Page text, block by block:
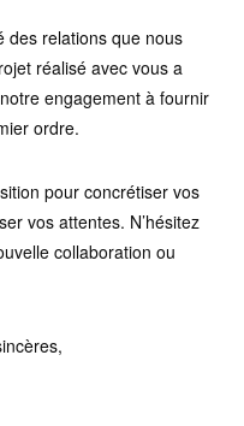
des relations que nous
réalisé avec vous a
engagement à fournir
ordre.
pour concrétiser vos
vos attentes. N’hésitez
collaboration ou